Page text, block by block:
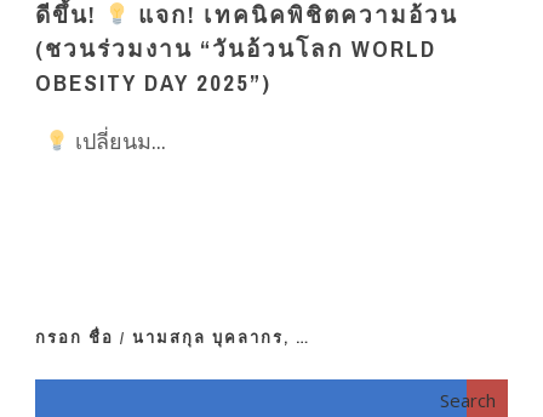
ดีขึ้น!
แจก! เทคนิคพิชิตความอ้วน
(ชวนร่วมงาน “วันอ้วนโลก WORLD
OBESITY DAY 2025”)
เปลี่ยนม...
กรอก ชื่อ / นามสกุล บุคลากร, …
Search